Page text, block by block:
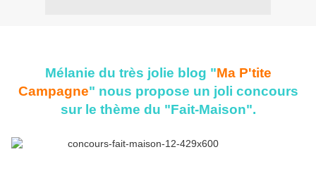
Mélanie du très jolie blog "Ma P'tite
Campagne" nous propose un joli concours
sur le thème du "Fait-Maison".